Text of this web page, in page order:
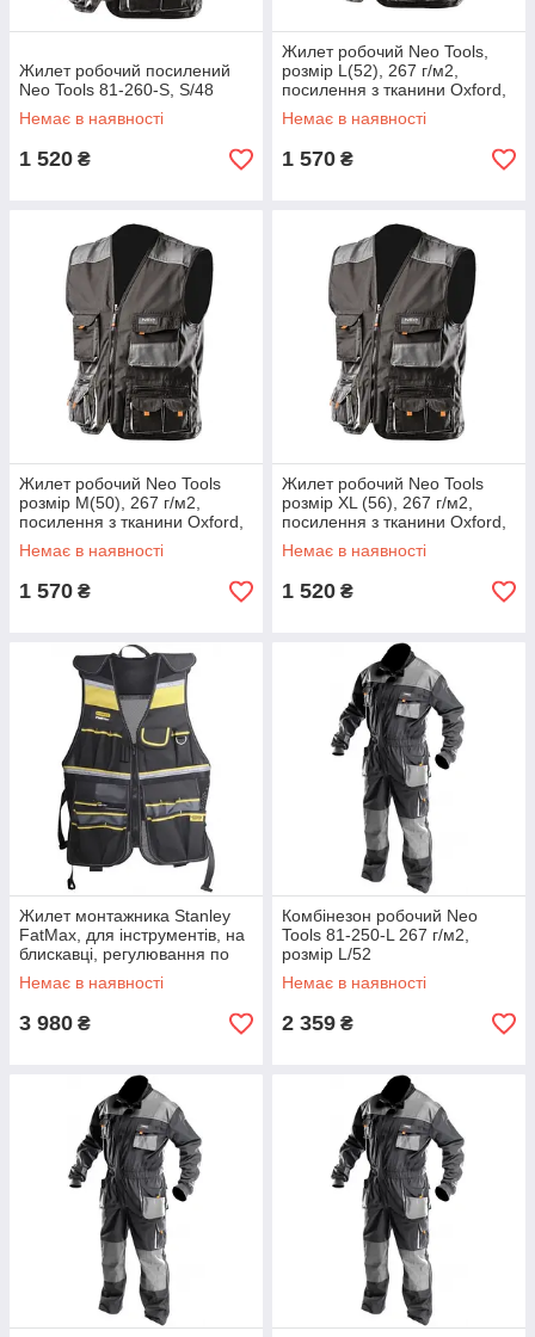
Жилет робочий посилений
Neo Tools 81-260-S, S/48
Немає в наявності
1 520 ₴
Жилет робочий Neo Tools,
розмір L(52), 267 г/м2,
посилення з тканини Oxford,
світлоповертаючі елементи,
потрійні шви, міцні
Немає в наявності
1 570 ₴
Жилет робочий Neo Tools
розмір M(50), 267 г/м2,
посилення з тканини Oxford,
світловідбиваючі елементи,
потрійні шви, міцні кишені,
Немає в наявності
1 570 ₴
Жилет робочий Neo Tools
розмір XL (56), 267 г/м2,
посилення з тканини Oxford,
світлоповертаючі елементи,
потрійні шви, міцні
Немає в наявності
1 520 ₴
Жилет монтажника Stanley
FatMax, для інструментів, на
блискавці, регулювання по
ширині, 47х7х58см
Немає в наявності
3 980 ₴
Комбінезон робочий Neo
Tools 81-250-L 267 г/м2,
розмір L/52
Немає в наявності
2 359 ₴